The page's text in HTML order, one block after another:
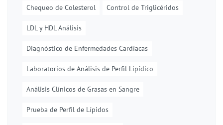
Chequeo de Colesterol Control de Triglicéridos
LDL y HDL Análisis
Diagnóstico de Enfermedades Cardíacas
Laboratorios de Análisis de Perfil Lipídico
Análisis Clínicos de Grasas en Sangre
Prueba de Perfil de Lípidos